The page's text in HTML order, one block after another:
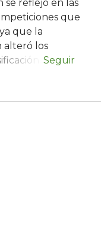
se reflejó en las
que
que la
alteró los